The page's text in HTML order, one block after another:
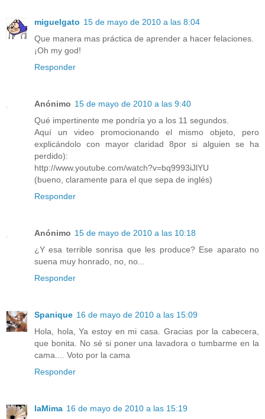
miguelgato 15 de mayo de 2010 a las 8:04
Que manera mas práctica de aprender a hacer felaciones.
¡Oh my god!
Responder
Anónimo 15 de mayo de 2010 a las 9:40
Qué impertinente me pondría yo a los 11 segundos.
Aquí un video promocionando el mismo objeto, pero
explicándolo con mayor claridad 8por si alguien se ha
perdido):
http://www.youtube.com/watch?v=bq9993iJlYU
(bueno, claramente para el que sepa de inglés)
Responder
Anónimo 15 de mayo de 2010 a las 10:18
¿Y esa terrible sonrisa que les produce? Ese aparato no
suena muy honrado, no, no...
Responder
Spanique 16 de mayo de 2010 a las 15:09
Hola, hola, Ya estoy en mi casa. Gracias por la cabecera,
que bonita. No sé si poner una lavadora o tumbarme en la
cama.... Voto por la cama
Responder
laMima 16 de mayo de 2010 a las 15:19